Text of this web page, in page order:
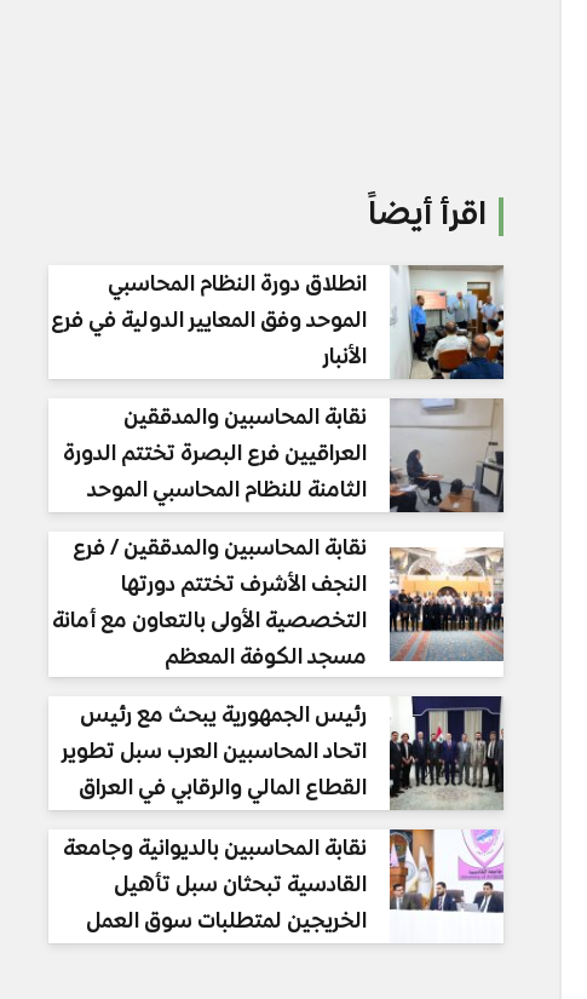
اقرأ أيضاً
انطلاق دورة النظام المحاسبي
الموحد وفق المعايير الدولية في فرع
الأنبار
نقابة المحاسبين والمدققين
العراقيين فرع البصرة تختتم الدورة
الثامنة للنظام المحاسبي الموحد
نقابة المحاسبين والمدققين / فرع
النجف الأشرف تختتم دورتها
التخصصية الأولى بالتعاون مع أمانة
مسجد الكوفة المعظم
رئيس الجمهورية يبحث مع رئيس
اتحاد المحاسبين العرب سبل تطوير
القطاع المالي والرقابي في العراق
نقابة المحاسبين بالديوانية وجامعة
القادسية تبحثان سبل تأهيل
الخريجين لمتطلبات سوق العمل